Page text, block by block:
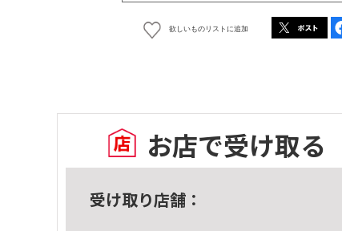
欲しいものリストに追加
お店で受け取る
受け取り店舗：